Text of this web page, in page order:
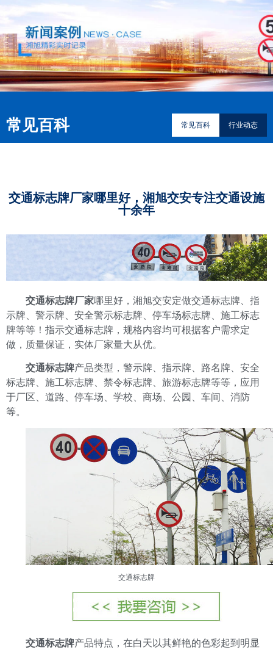
常见百科 常见百科 行业动态
交通标志牌厂家哪里好，湘旭交安专注交通设施
十余年
交通标志牌厂家哪里好，湘旭交安定做交通标志牌、指
示牌、警示牌、安全警示标志牌、停车场标志牌、施工标志
牌等等！指示交通标志牌，规格内容均可根据客户需求定
做，质量保证，实体厂家量大从优。
交通标志牌产品类型，警示牌、指示牌、路名牌、安全
标志牌、施工标志牌、禁令标志牌、旅游标志牌等等，应用
于厂区、道路、停车场、学校、商场、公园、车间、消防
等。
交通标志牌
交通标志牌产品特点，在白天以其鲜艳的色彩起到明显